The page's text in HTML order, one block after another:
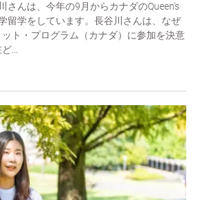
さんは、今年の9月からカナダのQueen's
留学をしています。長谷川さんは、なぜ
ト・プログラム（カナダ）に参加を決意
...